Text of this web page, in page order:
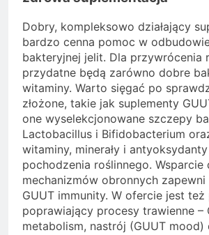
Dobry, kompleksowo działający
bardzo cenna pomoc w
bakteryjnej jelit. Dla przywrócenia
przydatne będą zarówno dobre
witaminy. Warto sięgać po
złożone, takie jak suplementy
one wyselekcjonowane szczepy
Lactobacillus i Bifidobacterium
witaminy, minerały i antyoksydanty
pochodzenia roślinnego. Wsparcie
mechanizmów obronnych zapewni
GUUT immunity. W ofercie jest też
poprawiający procesy trawienne –
metabolism, nastrój (GUUT